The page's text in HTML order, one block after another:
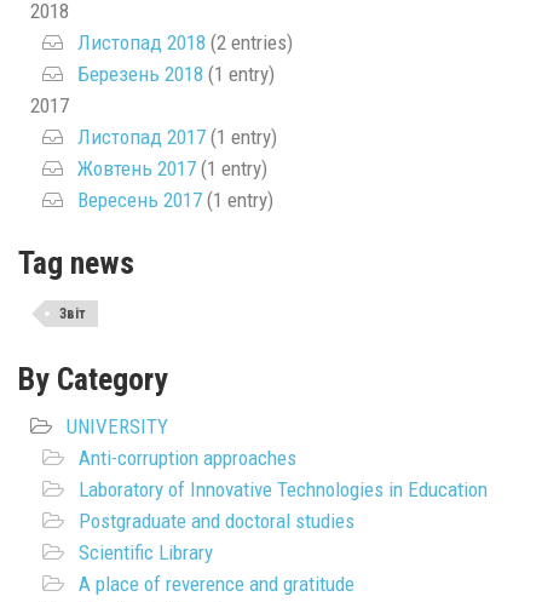
2018
Листопад 2018 (2 entries)
Березень 2018 (1 entry)
2017
Листопад 2017 (1 entry)
Жовтень 2017 (1 entry)
Вересень 2017 (1 entry)
Tag news
Звіт
By Category
UNIVERSITY
Anti-corruption approaches
Laboratory of Innovative Technologies in Education
Postgraduate and doctoral studies
Scientific Library
A place of reverence and gratitude